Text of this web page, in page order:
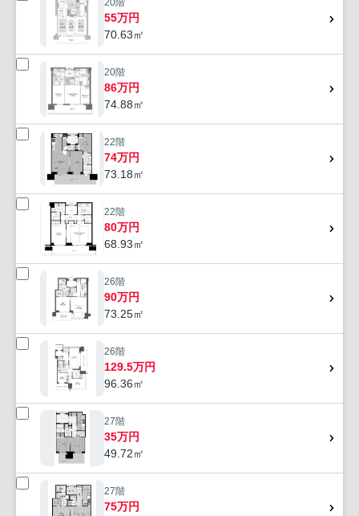
20階
55万円
70.63㎡
20階
86万円
74.88㎡
22階
74万円
73.18㎡
22階
80万円
68.93㎡
26階
90万円
73.25㎡
26階
129.5万円
96.36㎡
27階
35万円
49.72㎡
27階
75万円